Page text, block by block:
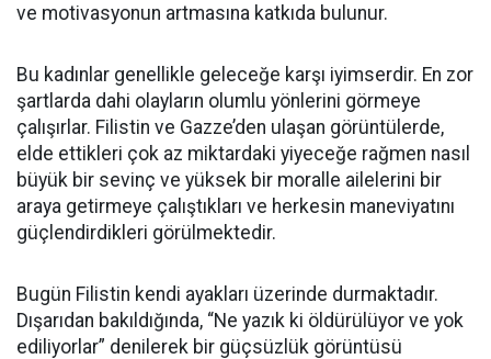
ve motivasyonun artmasına katkıda bulunur.
Bu kadınlar genellikle geleceğe karşı iyimserdir. En zor
şartlarda dahi olayların olumlu yönlerini görmeye
çalışırlar. Filistin ve Gazze’den ulaşan görüntülerde,
elde ettikleri çok az miktardaki yiyeceğe rağmen nasıl
büyük bir sevinç ve yüksek bir moralle ailelerini bir
araya getirmeye çalıştıkları ve herkesin maneviyatını
güçlendirdikleri görülmektedir.
Bugün Filistin kendi ayakları üzerinde durmaktadır.
Dışarıdan bakıldığında, “Ne yazık ki öldürülüyor ve yok
ediliyorlar” denilerek bir güçsüzlük görüntüsü